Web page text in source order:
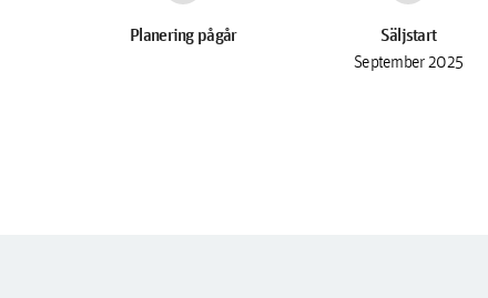
Planering pågår Säljstart
September 2025